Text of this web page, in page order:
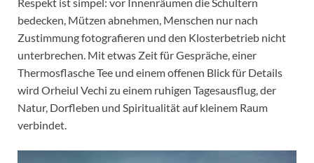
bedecken, Mützen abnehmen, Menschen nur nach
Zustimmung fotografieren und den Klosterbetrieb nicht
unterbrechen. Mit etwas Zeit für Gespräche, einer
Thermosflasche Tee und einem offenen Blick für Details
wird Orheiul Vechi zu einem ruhigen Tagesausflug, der
Natur, Dorfleben und Spiritualität auf kleinem Raum
verbindet.